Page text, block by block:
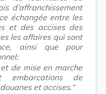
d’affranchissement
échangée entre les
et des accises des
les affaires qui sont
ainsi que pour
de mise en marche
embarcations de
et accises.“